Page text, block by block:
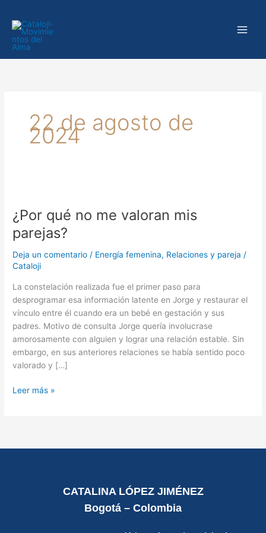
contenido
22 de agosto de
2024
¿Por qué no me valoran mis
parejas?
Deja un comentario / Energía femenina, Relaciones y pareja /
Cataloji
La constelación realizada fue el primer paso para
desprogramar esa información latente en Jorge y restaurar el
vínculo entre él cuando era un bebé en gestación y sus
padres. Motivo de consulta Jorge quería involucrase
amorosamente con alguien y lograr una relación estable. Sin
embargo, en sus anteriores relaciones se había sentido poco
valorado y […]
no
valoran
mis
parejas?
Leer más »
CATALINA LÓPEZ JIMÉNEZ
Bogotá – Colombia